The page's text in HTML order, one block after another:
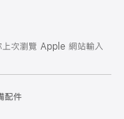
上次瀏覽 Apple 網站輸入
配件